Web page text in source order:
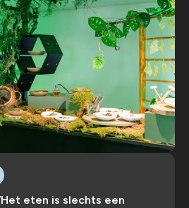
eten is slechts een